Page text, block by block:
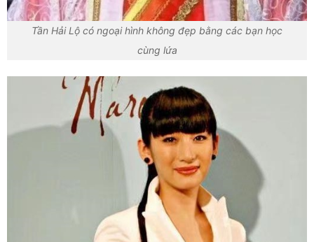
Tần Hải Lộ có ngoại hình không đẹp bằng các bạn học
cùng lứa